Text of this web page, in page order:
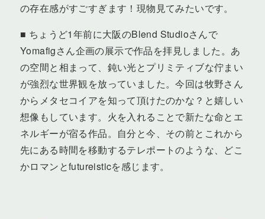
の存在感がすごすぎます！現物見てみたいです。
■ ちょうど1年前に大阪のBlend Studioさんで
Yomafigさん企画の展示で作品を拝見しました。あ
の空間と相まって、鈍い光とプリミティブな佇まい
が強烈な世界観を放っていました。今回は牧野さん
からメタセコイアを知って頂けたのかな？と嬉しい
想像もしています。火を入れることで新たな命とエ
ネルギーが宿る作品。自分と今、その前とこれから
先にある時間を移動するテレポートのような、どこ
かロマンとfutureisticを感じます。